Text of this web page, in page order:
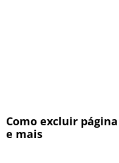
Como excluir
e mais